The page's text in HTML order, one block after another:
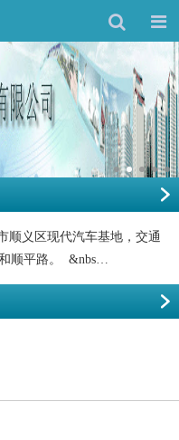
顺义区现代汽车基地，交通
顺平路。 &nbs…